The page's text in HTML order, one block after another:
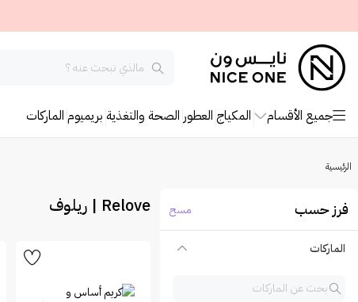
جميع الأقسام المكياج العطور الصحة والتغذية بريميوم الماركات
الرئيسية
فرز حسب مسح
الماركات
Relove | ريلوف